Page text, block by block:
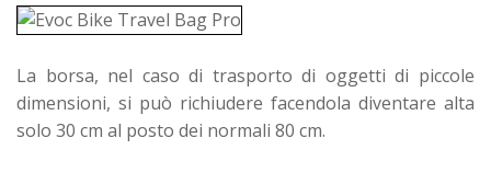
La borsa, nel caso di trasporto di oggetti di piccole
dimensioni, si può richiudere facendola diventare alta
solo 30 cm al posto dei normali 80 cm.